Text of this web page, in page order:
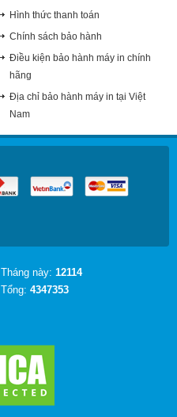
Hình thức thanh toán
Chính sách bảo hành
Điều kiện bảo hành máy in chính
hãng
Địa chỉ bảo hành máy in tại Việt
Nam
Tháng này: 12114
Tổng: 4347353